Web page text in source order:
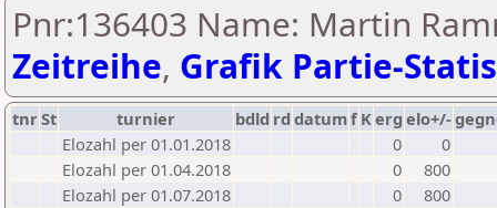
Pnr:136403 Name: Martin
Zeitreihe, Grafik Partie-
tnrSt turnier bdld rd datumf Kerg elo+/-
Elozahl per 01.01.2018
0
0
Elozahl per 01.04.2018
0
800
Elozahl per 01.07.2018
0
800